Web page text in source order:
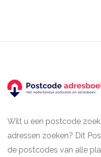
Wilt u een postcode
adressen zoeken? Dit
de postcodes van alle